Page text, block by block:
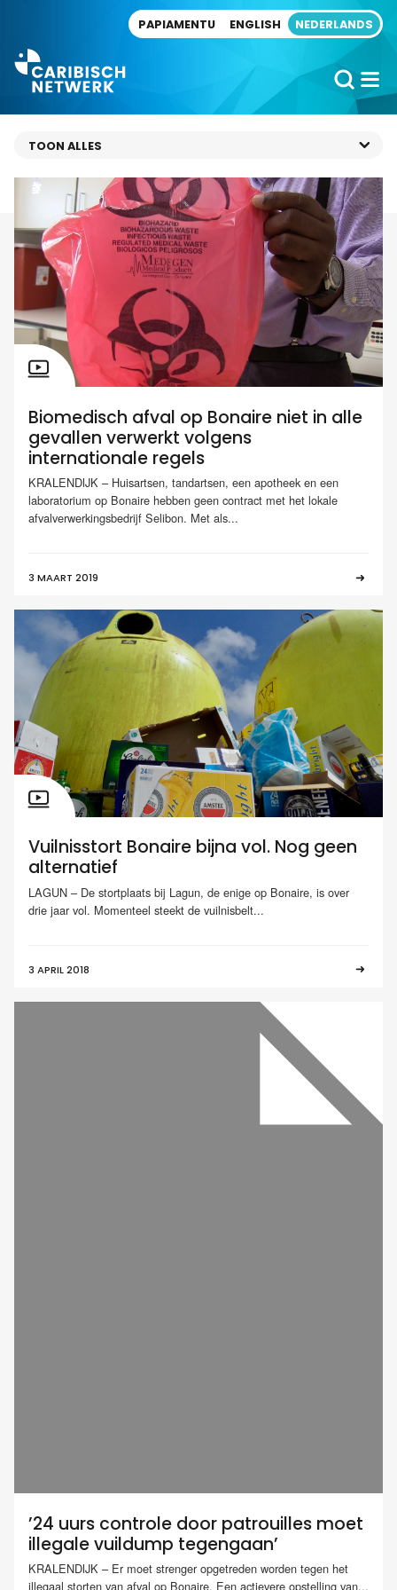
PAPIAMENTU ENGLISH NEDERLANDS
Biomedisch afval op Bonaire niet in alle
gevallen verwerkt volgens
internationale regels
KRALENDIJK – Huisartsen, tandartsen, een apotheek en een
laboratorium op Bonaire hebben geen contract met het lokale
afvalverwerkingsbedrijf Selibon. Met als...
3 MAART 2019
Vuilnisstort Bonaire bijna vol. Nog geen
alternatief
LAGUN – De stortplaats bij Lagun, de enige op Bonaire, is over
drie jaar vol. Momenteel steekt de vuilnisbelt...
3 APRIL 2018
’24 uurs controle door patrouilles moet
illegale vuildump tegengaan’
KRALENDIJK – Er moet strenger opgetreden worden tegen het
illegaal storten van afval op Bonaire. Een actievere opstelling van...